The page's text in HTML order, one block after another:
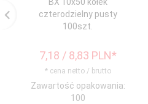
czterodzielny pusty
100szt.
7,18 / 8,83 PLN*
* cena netto / brutto
Zawartość opakowania:
100